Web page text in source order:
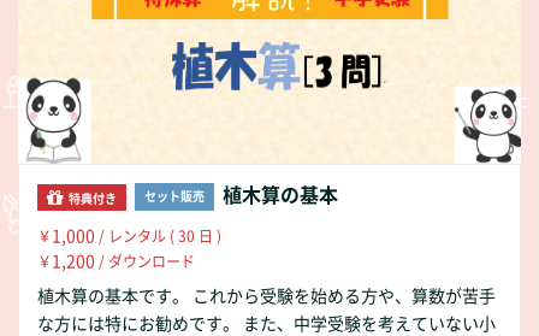
特典付き セット販売 植木算の基本
￥1,000 / レンタル ( 30 日 )
￥1,200 / ダウンロード
植木算の基本です。 これから受験を始める方や、算数が苦手
な方には特にお勧めです。 また、中学受験を考えていない小